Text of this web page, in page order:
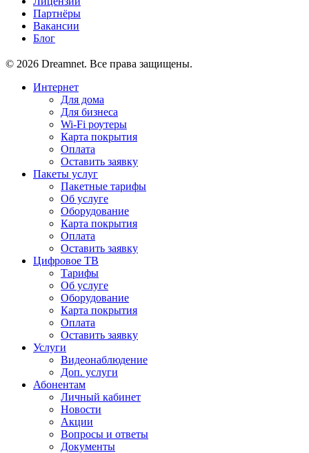
Партнёры
Вакансии
Блог
© 2026 Dreamnet. Все права защищены.
Интернет
Для дома
Для бизнеса
Wi-Fi роутеры
Карта покрытия
Оплата
Оставить заявку
Пакеты услуг
Пакетные тарифы
Об услуге
Оборудование
Карта покрытия
Оплата
Оставить заявку
Цифровое ТВ
Тарифы
Об услуге
Оборудование
Карта покрытия
Оплата
Оставить заявку
Услуги
Видеонаблюдение
Доп. услуги
Абонентам
Личный кабинет
Новости
Акции
Вопросы и ответы
Документы